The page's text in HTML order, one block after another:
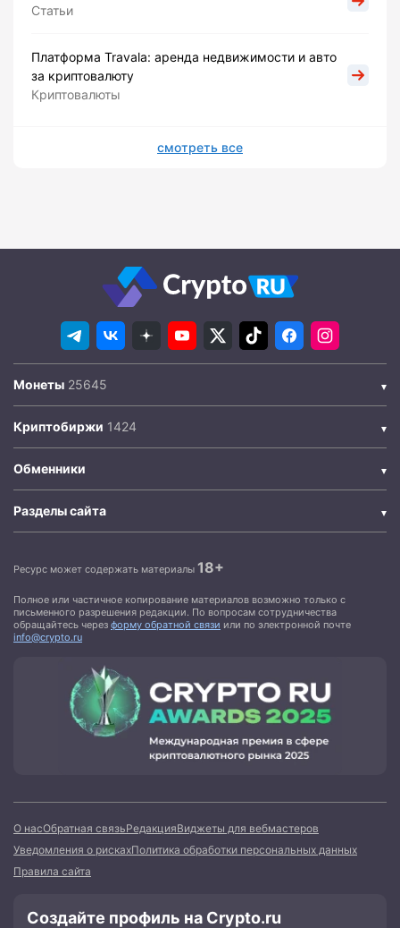
Статьи
Платформа Travala: аренда недвижимости и авто
за криптовалюту
Криптовалюты
смотреть все
Монеты
Криптобиржи
Обменники
Разделы сайта
Ресурс может содержать материалы 18+
Полное или частичное копирование материалов возможно только с
письменного разрешения редакции. По вопросам сотрудничества
обращайтесь через форму обратной связи или по электронной почте
info@crypto.ru
О насОбратная связьРедакцияВиджеты для вебмастеров
Уведомления о рискахПолитика обработки персональных данных
Правила сайта
Создайте профиль на Crypto.ru